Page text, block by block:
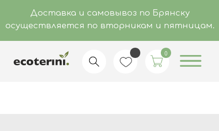
Доставка и самовывоз по Брянску
осуществляется по вторникам и пятницам.